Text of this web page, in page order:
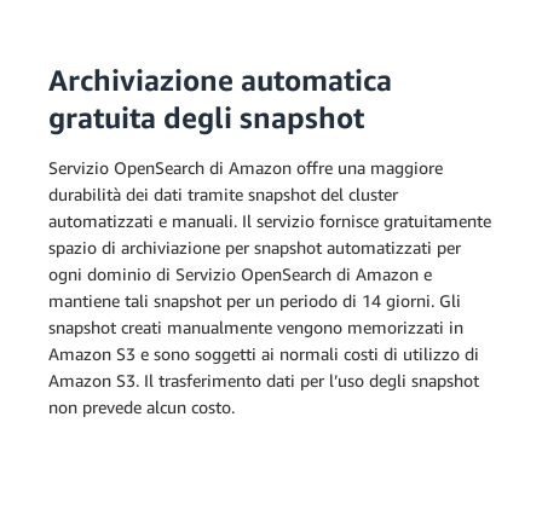
Archiviazione automatica
gratuita degli snapshot
Servizio OpenSearch di Amazon offre una maggiore
durabilità dei dati tramite snapshot del cluster
automatizzati e manuali. Il servizio fornisce gratuitamente
spazio di archiviazione per snapshot automatizzati per
ogni dominio di Servizio OpenSearch di Amazon e
mantiene tali snapshot per un periodo di 14 giorni. Gli
snapshot creati manualmente vengono memorizzati in
Amazon S3 e sono soggetti ai normali costi di utilizzo di
Amazon S3. Il trasferimento dati per l’uso degli snapshot
non prevede alcun costo.